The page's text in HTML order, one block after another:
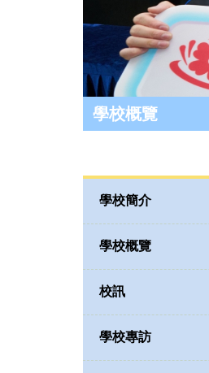
學校概覽
學校簡介
學校概覽
校訊
學校專訪